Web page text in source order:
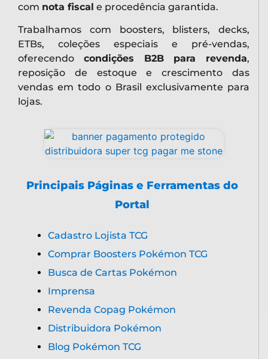
com nota fiscal e procedência garantida.
Trabalhamos com boosters, blisters, decks,
ETBs, coleções especiais e pré-vendas,
oferecendo condições B2B para revenda,
reposição de estoque e crescimento das
vendas em todo o Brasil exclusivamente para
lojas.
Principais Páginas e Ferramentas do
Portal
Cadastro Lojista TCG
Comprar Boosters Pokémon TCG
Busca de Cartas Pokémon
Imprensa
Revenda Copag Pokémon
Distribuidora Pokémon
Blog Pokémon TCG